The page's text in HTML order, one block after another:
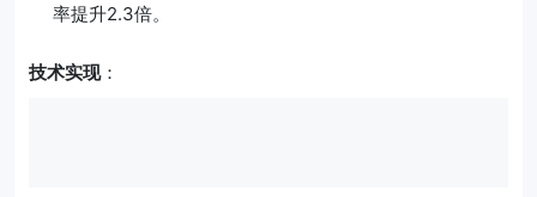
率提升2.3倍。
技术实现：